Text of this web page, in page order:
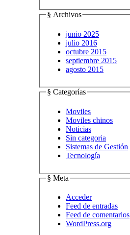
§ Archivos
junio 2025
julio 2016
octubre 2015
septiembre 2015
agosto 2015
§ Categorías
Moviles
Moviles chinos
Noticias
Sin categoria
Sistemas de Gestión
Tecnología
§ Meta
Acceder
Feed de entradas
Feed de comentarios
WordPress.org